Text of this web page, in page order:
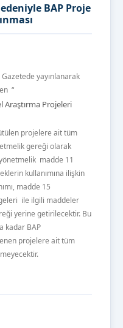
BAP Proje
yayınlanarak
“
Araştırma Projeleri
projelere ait tüm
gereği olarak
madde 11
kullanımına ilişkin
madde 15
ile ilgili maddeler
yerine getirilecektir. Bu
kadar BAP
projelere ait tüm